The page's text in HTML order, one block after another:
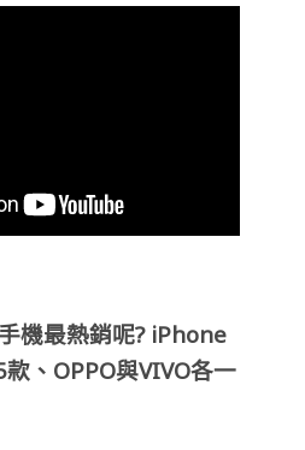
機最熱銷呢? iPhone
、OPPO與VIVO各一